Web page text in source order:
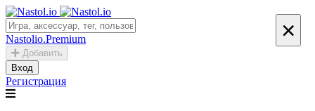
Nastolio.Premium
Добавить
Вход
Регистрация
×